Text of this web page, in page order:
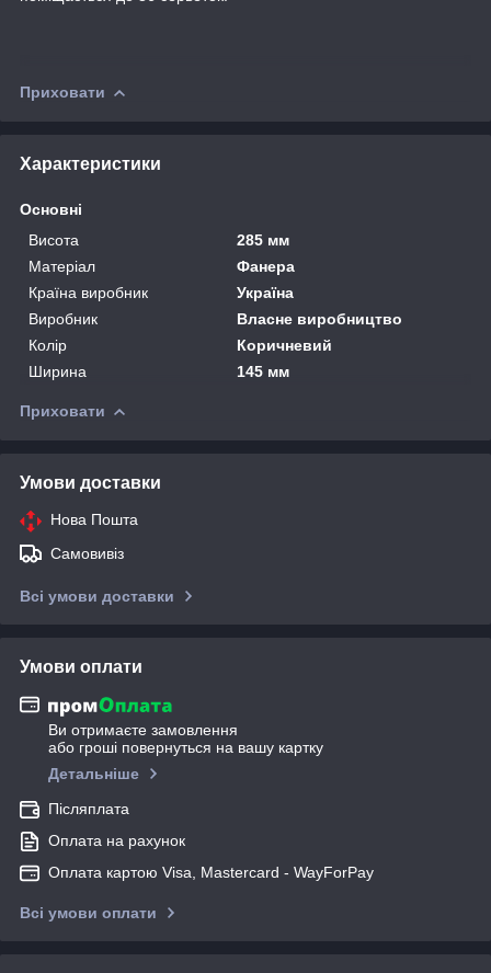
Приховати
Характеристики
Основні
Висота
285 мм
Матеріал
Фанера
Країна виробник
Україна
Виробник
Власне виробництво
Колір
Коричневий
Ширина
145 мм
Приховати
Умови доставки
Нова Пошта
Самовивіз
Всі умови доставки
Умови оплати
Ви отримаєте замовлення
або гроші повернуться на вашу картку
Детальніше
Післяплата
Оплата на рахунок
Оплата картою Visa, Mastercard - WayForPay
Всі умови оплати